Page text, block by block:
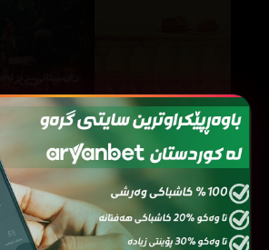
By the Sea (2015)
75935